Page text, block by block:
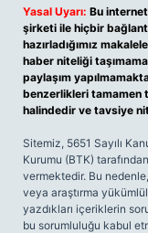
Yasal Uyarı: Bu
şirketi ile hiçbir
hazırladığımız
haber niteliği
paylaşım
benzerlikleri tamamen
halindedir ve tavsiye
Sitemiz, 5651 Sayılı
Kurumu (BTK)
vermektedir. Bu
veya araştırma
yazdıkları içeriklerin
bu sorumluluğu kabul